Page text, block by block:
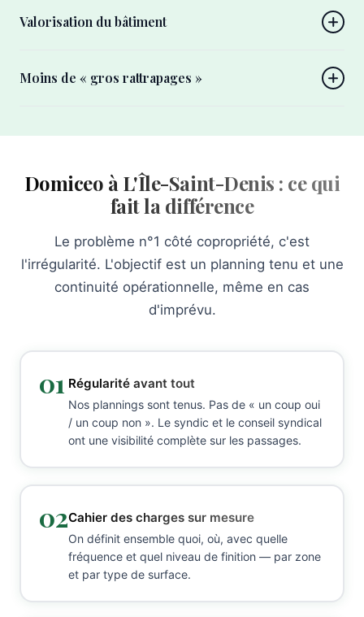
Valorisation du bâtiment
Moins de « gros rattrapages »
Domiceo à L'Île-Saint-Denis : ce qui
fait la différence
Le problème n°1 côté copropriété, c'est
l'irrégularité. L'objectif est un planning tenu et une
continuité opérationnelle, même en cas
d'imprévu.
01 Régularité avant tout
Nos plannings sont tenus. Pas de « un coup oui
/ un coup non ». Le syndic et le conseil syndical
ont une visibilité complète sur les passages.
02Cahier des charges sur mesure
On définit ensemble quoi, où, avec quelle
fréquence et quel niveau de finition — par zone
et par type de surface.